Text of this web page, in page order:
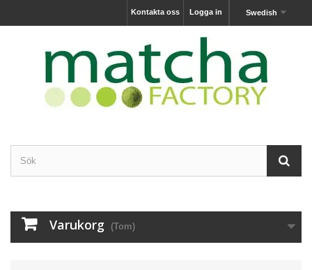
Swedish
Logga in
Kontakta oss
Varukorg (Tom)